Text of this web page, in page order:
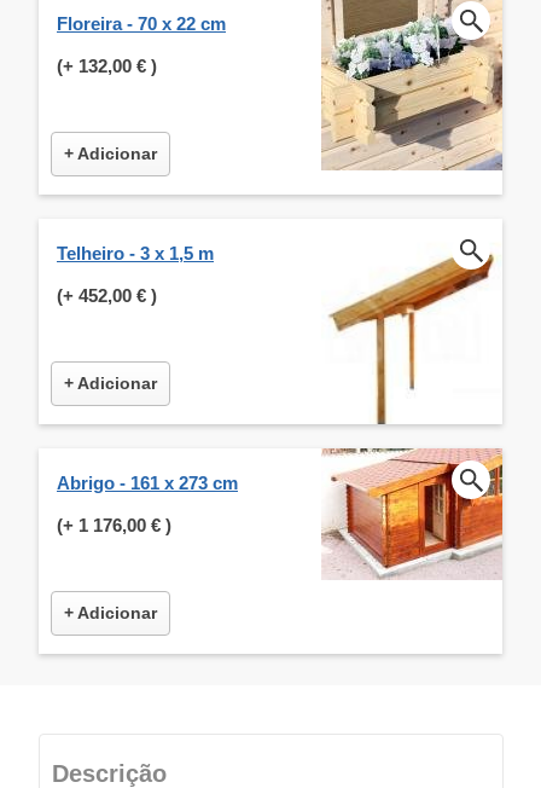
Floreira - 70 x 22 cm
(+ 132,00 € )
+ Adicionar
Telheiro - 3 x 1,5 m
(+ 452,00 € )
+ Adicionar
Abrigo - 161 x 273 cm
(+ 1 176,00 € )
+ Adicionar
Descrição